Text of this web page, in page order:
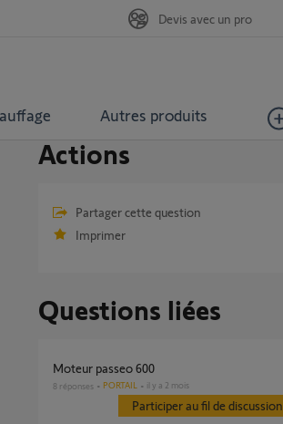
Autres produits
Devis avec un pro
Actions
Partager cette question
Imprimer
Questions liées
Moteur passeo 600
8 réponses PORTAIL il y a 2 mois
Participer au fil de discussion